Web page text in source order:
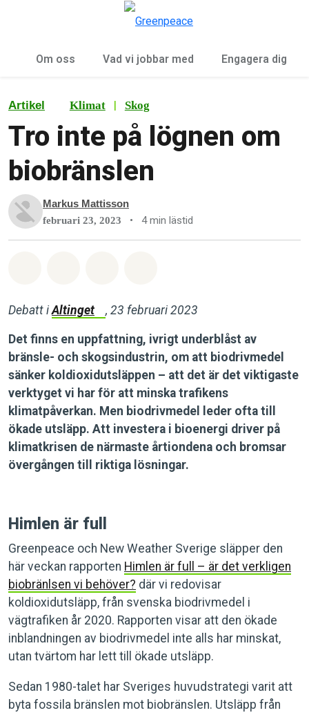
Om oss Vad vi jobbar med Engagera dig
Artikel Klimat | Skog
Tro inte på lögnen om
biobränslen
Markus Mattisson
februari 23, 2023 • 4 min lästid
Debatt iAltinget , 23 februari 2023
Det finns en uppfattning, ivrigt underblåst av
bränsle- och skogsindustrin, om att biodrivmedel
sänker koldioxidutsläppen – att det är det viktigaste
verktyget vi har för att minska trafikens
klimatpåverkan. Men biodrivmedel leder ofta till
ökade utsläpp. Att investera i bioenergi driver på
klimatkrisen de närmaste årtiondena och bromsar
övergången till riktiga lösningar.
Himlen är full
Greenpeace och New Weather Sverige släpper den
här veckan rapporten Himlen är full – är det verkligen
biobränlsen vi behöver? där vi redovisar
koldioxidutsläpp, från svenska biodrivmedel i
vägtrafiken år 2020. Rapporten visar att den ökade
inblandningen av biodrivmedel inte alls har minskat,
utan tvärtom har lett till ökade utsläpp.
Sedan 1980-talet har Sveriges huvudstrategi varit att
byta fossila bränslen mot biobränslen. Utsläpp från